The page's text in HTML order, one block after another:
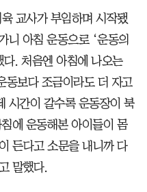
교사가 부임하며 시작됐
니 아침 운동으로 ‘운동의
. 처음엔 아침에 나오는
동보다 조금이라도 더 자고
시간이 갈수록 운동장이 북
에 운동해본 아이들이 몸
든다고 소문을 내니까 다
말했다.